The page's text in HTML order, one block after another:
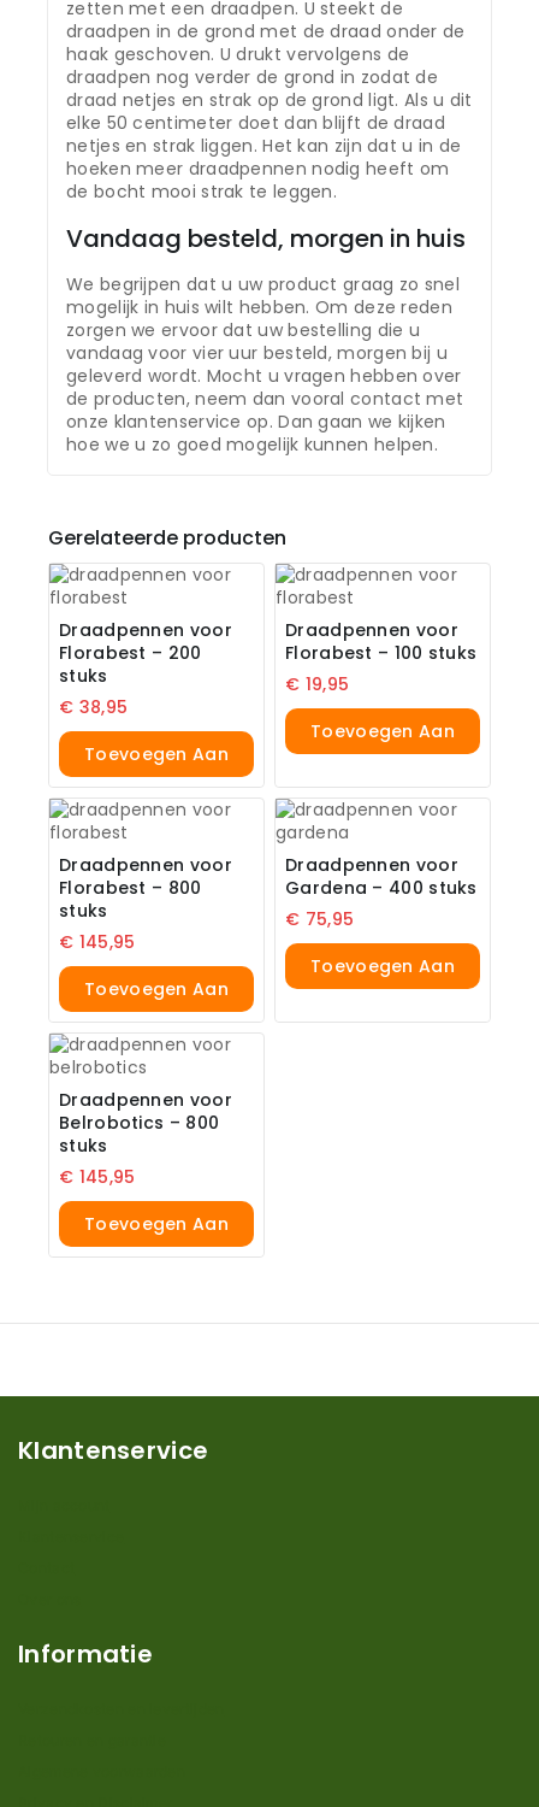
zetten met een draadpen. U steekt de
draadpen in de grond met de draad onder de
haak geschoven. U drukt vervolgens de
draadpen nog verder de grond in zodat de
draad netjes en strak op de grond ligt. Als u dit
elke 50 centimeter doet dan blijft de draad
netjes en strak liggen. Het kan zijn dat u in de
hoeken meer draadpennen nodig heeft om
de bocht mooi strak te leggen.
Vandaag besteld, morgen in huis
We begrijpen dat u uw product graag zo snel
mogelijk in huis wilt hebben. Om deze reden
zorgen we ervoor dat uw bestelling die u
vandaag voor vier uur besteld, morgen bij u
geleverd wordt. Mocht u vragen hebben over
de producten, neem dan vooral contact met
onze klantenservice op. Dan gaan we kijken
hoe we u zo goed mogelijk kunnen helpen.
Gerelateerde producten
Draadpennen voor
Florabest – 200
stuks
€ 38,95
Toevoegen Aan
Winkelwagen
Draadpennen voor
Florabest – 100 stuks
€ 19,95
Toevoegen Aan
Draadpennen voor
Florabest – 800
stuks
€ 145,95
Toevoegen Aan
Winkelwagen
Draadpennen voor
Gardena – 400 stuks
€ 75,95
Toevoegen Aan
Draadpennen voor
Belrobotics – 800
stuks
€ 145,95
Toevoegen Aan
Winkelwagen
Klantenservice
Informatie